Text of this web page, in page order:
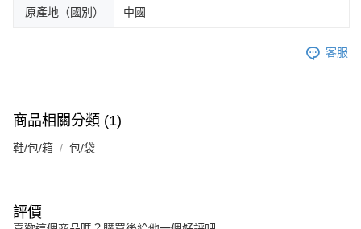
原產地（國別） 中國
客服
商品相關分類 (1)
鞋/包/箱 包/袋
評價